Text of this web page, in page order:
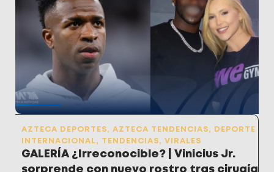
AZTECA DEPORTES, AZTECA TENDENCIAS,
DEPORTE
INTERNACIONAL, TENDENCIAS, VIRALES
GALERÍA ¿Irreconocible? | Vinicius Jr.
sorprende con nuevo rostro tras cirugía